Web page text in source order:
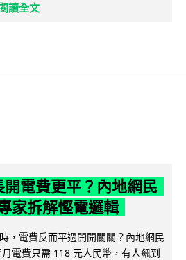
讀全文
電費更平？內地網民
家拆解慳電邏輯
，電費反而平過開開關關？內地網民
電費只需 118 元人民幣，有人飆到